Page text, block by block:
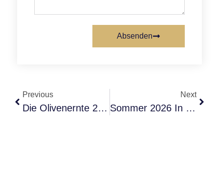
Absenden
Previous
Die Olivenernte 2025 – Eine Woche, Die Geschichten Schreibt
Next
Sommer 2026 In Istriens Exklusive Premium-Villen